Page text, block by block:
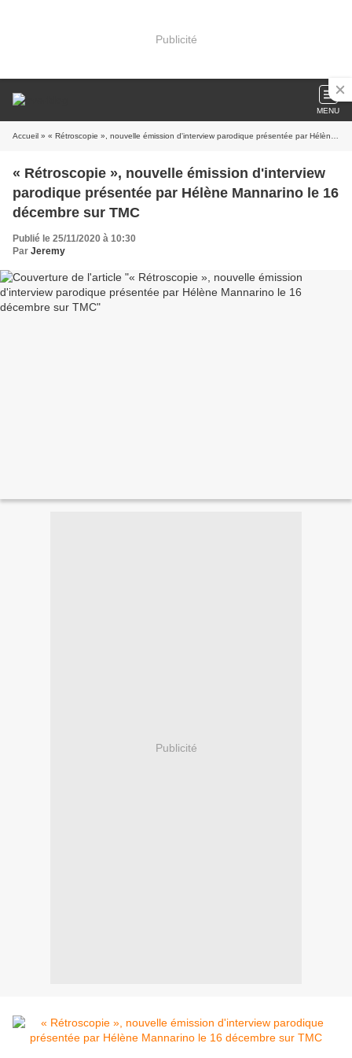
Publicité
MENU
Accueil » « Rétroscopie », nouvelle émission d'interview parodique présentée par Hélène Mannarino le 16 décembre sur TMC
« Rétroscopie », nouvelle émission d'interview
parodique présentée par Hélène Mannarino le 16
décembre sur TMC
Publié le 25/11/2020 à 10:30
Par Jeremy
Publicité